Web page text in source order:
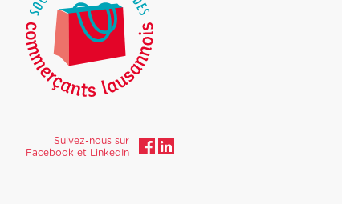
Suivez-nous sur
Facebook et LinkedIn